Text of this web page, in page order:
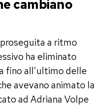
cambiano
a ritmo
ha eliminato
fino all’ultimo delle
avevano animato la
ad Adriana Volpe